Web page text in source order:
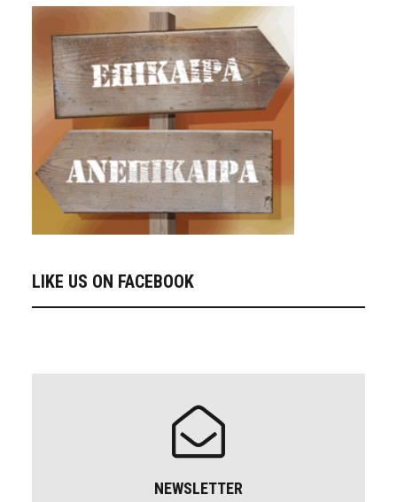
LIKE US ON FACEBOOK
NEWSLETTER